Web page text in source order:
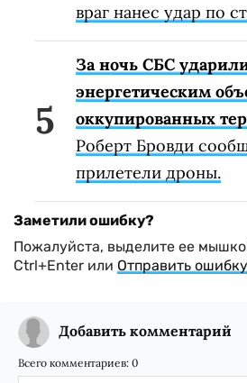
враг нанес удар по
За ночь СБС
энергетическим
оккупированных
Роберт Бровди
прилетели дроны.
Заметили ошибку?
Пожалуйста, выделите ее
Ctrl+Enter или Отправить ошибку
Добавить комментарий
Всего комментариев: 0